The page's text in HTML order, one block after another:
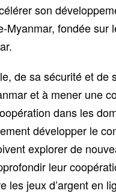
son
Myanmar, fondée sur
de sa sécurité et de
et à mener une
dans les
développer le
explorer de
leur
jeux d’argent en